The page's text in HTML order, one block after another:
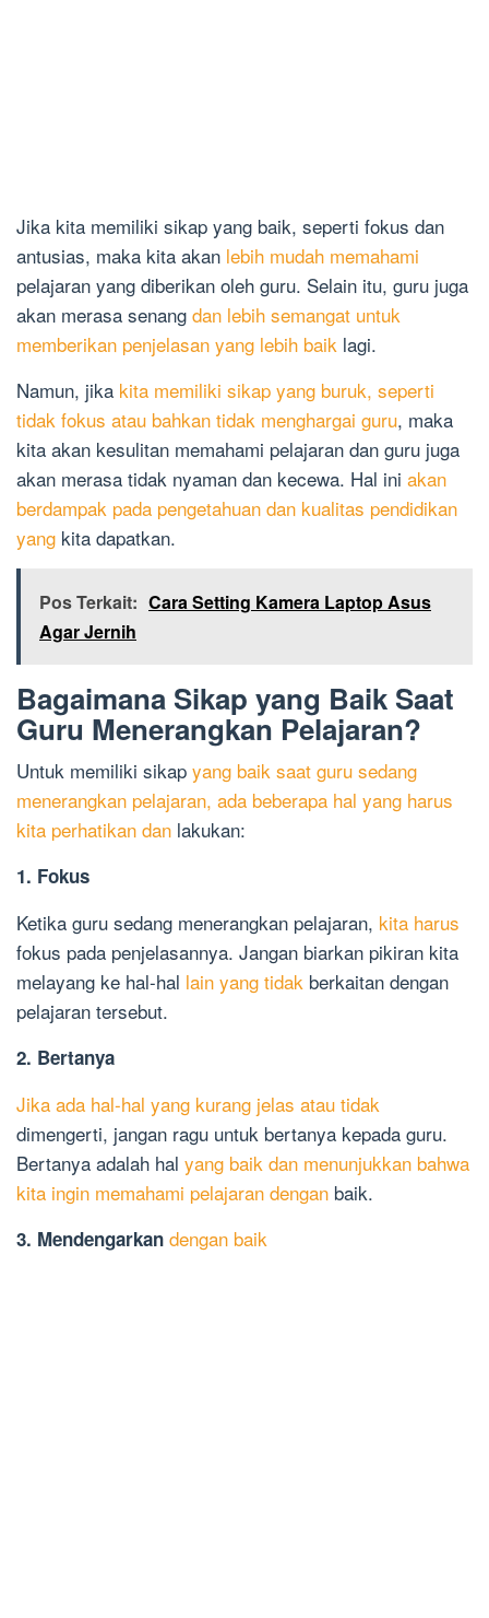
Jika kita memiliki sikap yang baik, seperti fokus dan
antusias, maka kita akan lebih mudah memahami
pelajaran yang diberikan oleh guru. Selain itu, guru juga
akan merasa senang dan lebih semangat untuk
memberikan penjelasan yang lebih baik lagi.
Namun, jika kita memiliki sikap yang buruk, seperti
tidak fokus atau bahkan tidak menghargai guru, maka
kita akan kesulitan memahami pelajaran dan guru juga
akan merasa tidak nyaman dan kecewa. Hal ini akan
berdampak pada pengetahuan dan kualitas pendidikan
yang kita dapatkan.
Pos Terkait: Cara Setting Kamera Laptop Asus
Agar Jernih
Bagaimana Sikap yang Baik Saat
Guru Menerangkan Pelajaran?
Untuk memiliki sikap yang baik saat guru sedang
menerangkan pelajaran, ada beberapa hal yang harus
kita perhatikan dan lakukan:
1. Fokus
Ketika guru sedang menerangkan pelajaran, kita harus
fokus pada penjelasannya. Jangan biarkan pikiran kita
melayang ke hal-hal lain yang tidak berkaitan dengan
pelajaran tersebut.
2. Bertanya
Jika ada hal-hal yang kurang jelas atau tidak
dimengerti, jangan ragu untuk bertanya kepada guru.
Bertanya adalah hal yang baik dan menunjukkan bahwa
kita ingin memahami pelajaran dengan baik.
3. Mendengarkan dengan baik